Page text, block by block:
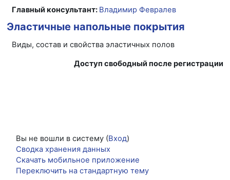
Главный консультант: Владимир Февралев
Эластичные напольные покрытия
Виды, состав и свойства эластичных полов
Доступ свободный после регистрации
Вы не вошли в систему (Вход)
Сводка хранения данных
Скачать мобильное приложение
Переключить на стандартную тему